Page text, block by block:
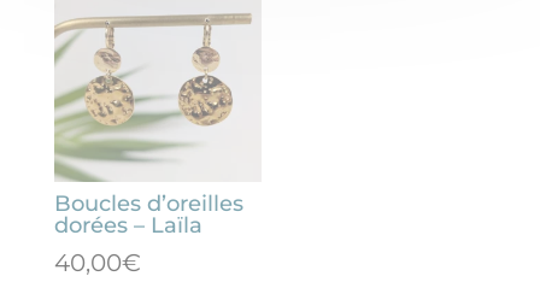
Boucles d’oreilles
dorées – Laïla
40,00€